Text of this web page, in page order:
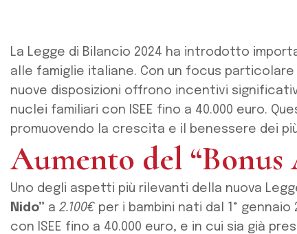
La Legge di Bilancio 2024 ha introdotto
alle famiglie italiane. Con un focus
nuove disposizioni offrono incentivi
nuclei familiari con ISEE fino a 40.000 euro.
promuovendo la crescita e il benessere dei
Aumento del
Uno degli aspetti più rilevanti della nuova
Nido” a 2.100€ per i bambini nati dal 1°
con ISEE fino a 40.000 euro, e in cui sia già